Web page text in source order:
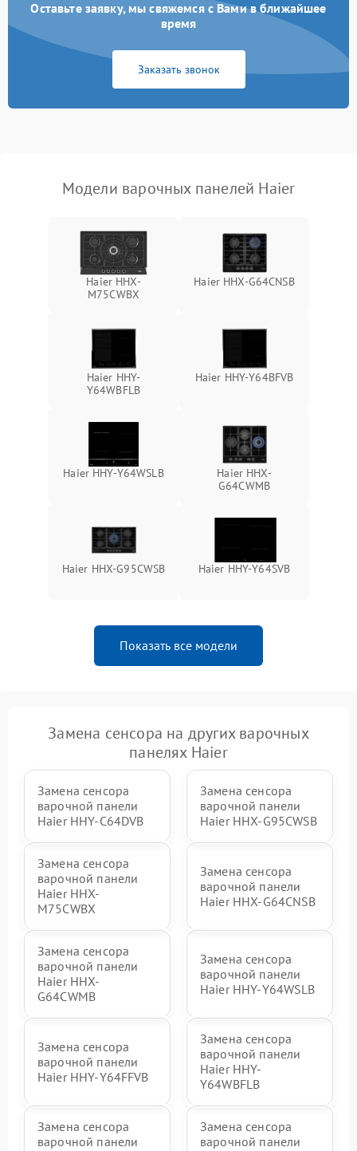
Оставьте заявку, мы свяжемся с Вами в ближайшее
время
Заказать звонок
Модели варочных панелей Haier
Haier HHX-
M75CWBX
Haier HHX-G64CNSB
Haier HHY-
Y64WBFLB
Haier HHY-Y64BFVB
Haier HHY-Y64WSLB
Haier HHX-
G64CWMB
Haier HHX-G95CWSB Haier HHY-Y64SVB
Показать все модели
Замена сенсора на других варочных
панелях Haier
Замена сенсора
варочной панели
Haier HHY-C64DVB
Замена сенсора
варочной панели
Haier HHX-G95CWSB
Замена сенсора
варочной панели
Haier HHX-
M75CWBX
Замена сенсора
варочной панели
Haier HHX-G64CNSB
Замена сенсора
варочной панели
Haier HHX-
G64CWMB
Замена сенсора
варочной панели
Haier HHY-Y64WSLB
Замена сенсора
варочной панели
Haier HHY-Y64FFVB
Замена сенсора
варочной панели
Haier HHY-
Y64WBFLB
Замена сенсора
варочной панели
Замена сенсора
варочной панели